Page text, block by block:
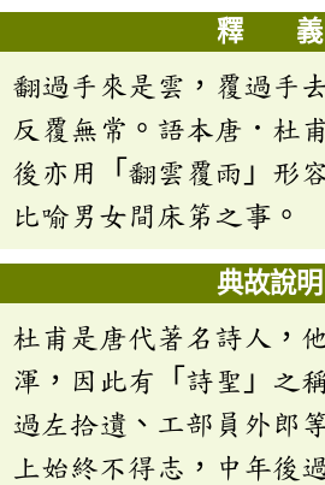
釋 義
翻過手來是雲，覆過手
反覆無常。語本唐．杜
後亦用「翻雲覆雨」形
比喻男女間床笫之事。
典故說明
杜甫是唐代著名詩人，
渾，因此有「詩聖」之
過左拾遺、工部員外郎
上始終不得志，中年後